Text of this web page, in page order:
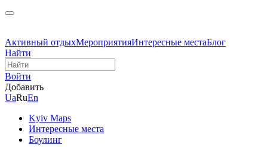
Активный отдыхМероприятияИнтересные местаБлог
Найти
Войти
Добавить
UaRuEn
Kyiv Maps
Интересные места
Боулинг